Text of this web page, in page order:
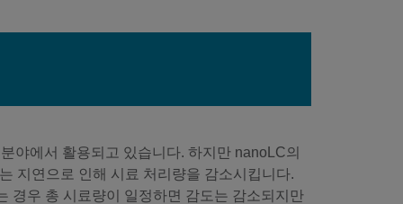
야에서 활용되고 있습니다. 하지만 nanoLC의
지연으로 인해 시료 처리량을 감소시킵니다.
경우 총 시료량이 일정하면 감도는 감소되지만